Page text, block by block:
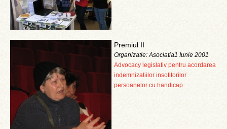
Premiul II
Organizatie: Asociatia1 Iunie 2001
Advocacy legislativ pentru acordarea
indemnizatiilor insotitorilor
persoanelor cu handicap